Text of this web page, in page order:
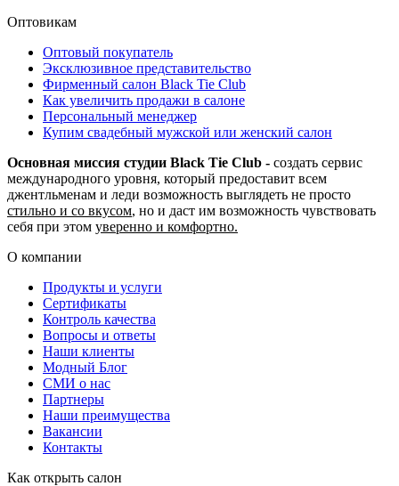
Оптовикам
Оптовый покупатель
Эксклюзивное представительство
Фирменный салон Black Tie Club
Как увеличить продажи в салоне
Персональный менеджер
Купим свадебный мужской или женский салон
Основная миссия студии Black Tie Club - создать сервис
международного уровня, который предоставит всем
джентльменам и леди возможность выглядеть не просто
стильно и со вкусом, но и даст им возможность чувствовать
себя при этом уверенно и комфортно.
О компании
Продукты и услуги
Сертификаты
Контроль качества
Вопросы и ответы
Наши клиенты
Модный Блог
СМИ о нас
Партнеры
Наши преимущества
Вакансии
Контакты
Как открыть салон